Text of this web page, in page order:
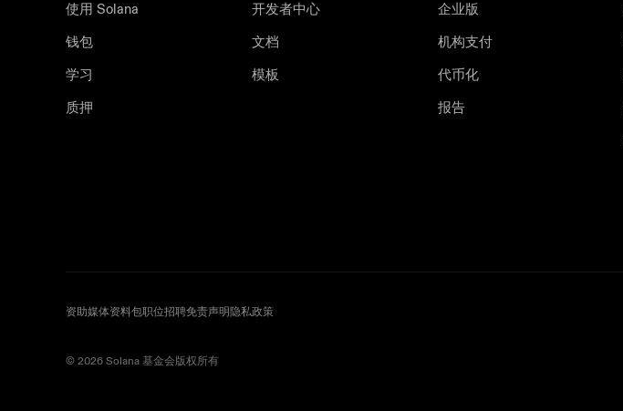
使用 Solana
钱包
学习
质押
开发者中心
文档
模板
企业版
机构支付
代币化
报告
资助媒体资料包职位招聘免责声明 隐私政策
©️ 2026 Solana 基金会版权所有